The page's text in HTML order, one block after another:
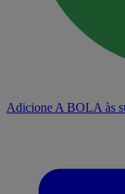
Adicione A BOLA às